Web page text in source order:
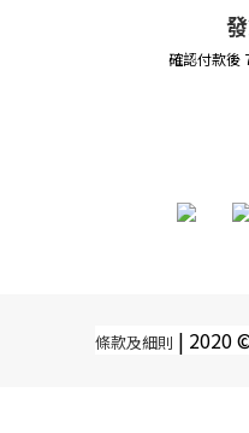
確認付款後
條款及細則 | 2020